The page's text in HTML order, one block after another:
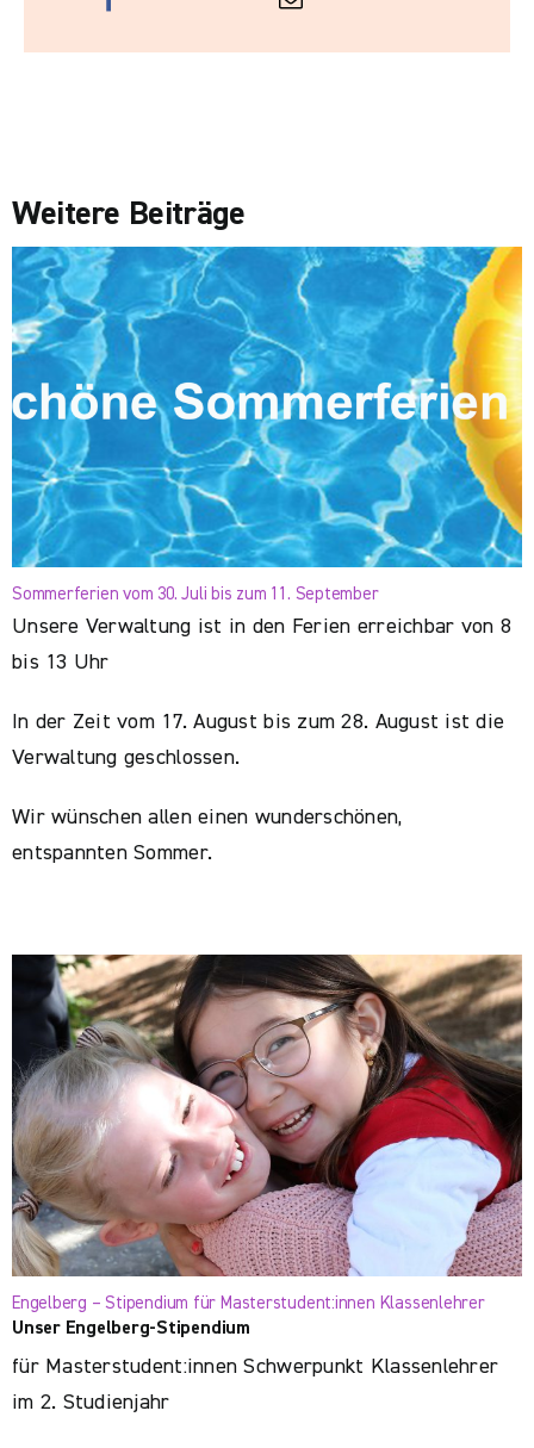
Weitere Beiträge
Sommerferien vom 30. Juli bis zum 11. September
Unsere Verwaltung ist in den Ferien erreichbar von 8
bis 13 Uhr
In der Zeit vom 17. August bis zum 28. August ist die
Verwaltung geschlossen.
Wir wünschen allen einen wunderschönen,
entspannten Sommer.
Engelberg – Stipendium für Masterstudent:innen Klassenlehrer
Unser Engelberg-Stipendium
für Masterstudent:innen Schwerpunkt Klassenlehrer
im 2. Studienjahr